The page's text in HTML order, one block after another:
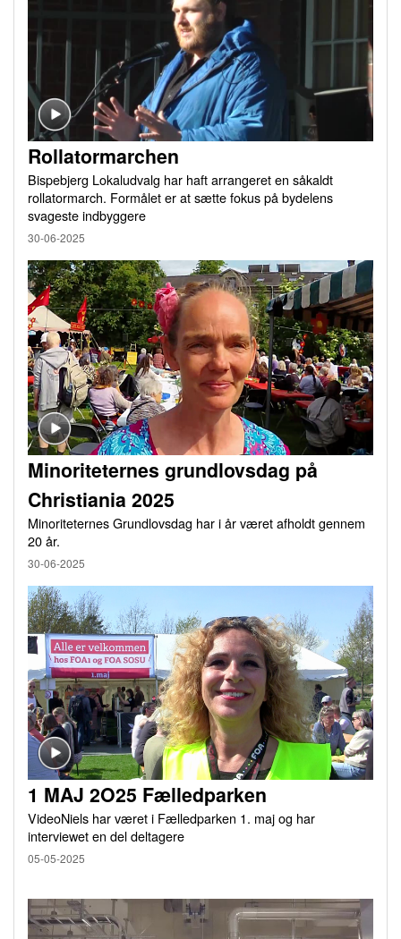
Rollatormarchen
Bispebjerg Lokaludvalg har haft arrangeret en såkaldt
rollatormarch. Formålet er at sætte fokus på bydelens
svageste indbyggere
30-06-2025
Minoriteternes grundlovsdag på
Christiania 2025
Minoriteternes Grundlovsdag har i år været afholdt gennem
20 år.
30-06-2025
1 MAJ 2O25 Fælledparken
VideoNiels har været i Fælledparken 1. maj og har
interviewet en del deltagere
05-05-2025